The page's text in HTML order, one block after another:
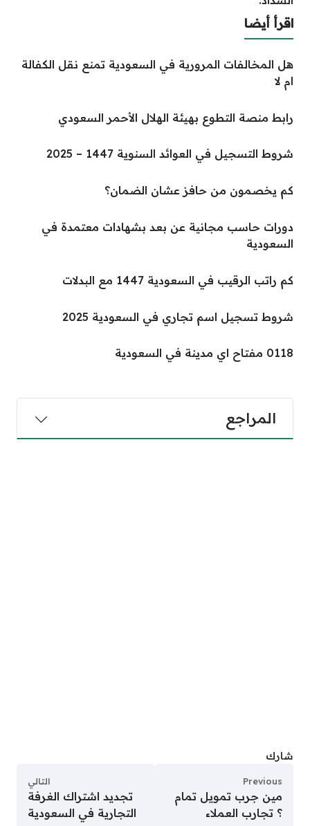
اقرأ أيضا
هل المخالفات المرورية في السعودية تمنع نقل الكفالة
ام لا
رابط منصة التطوع بهيئة الهلال الأحمر السعودي
شروط التسجيل في العوائد السنوية 1447 – 2025
كم يخصمون من حافز عشان الضمان؟
دورات حاسب مجانية عن بعد بشهادات معتمدة في
السعودية
كم راتب الرقيب في السعودية 1447 مع البدلات
شروط تسجيل اسم تجاري في السعودية 2025
0118 مفتاح اي مدينة في السعودية
المراجع
شارك
Previous
مين جرب تمويل تمام
؟ تجارب العملاء
التالي
تجديد اشتراك الغرفة
التجارية في السعودية